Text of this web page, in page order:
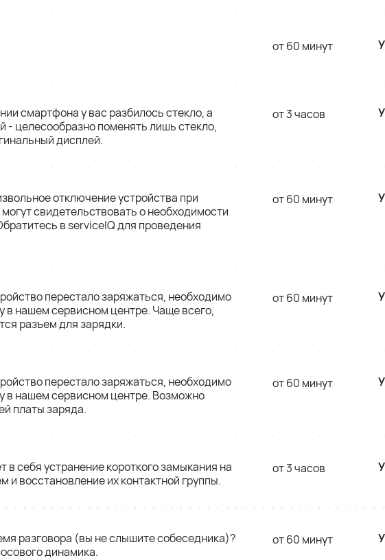
от 60 минут
от 3 часов
смартфона у вас разбилось стекло, а
- целесообразно поменять лишь стекло,
дисплей.
от 60 минут
отключение устройства при
свидетельствовать о необходимости
в serviceIQ для проведения
от 60 минут
перестало заряжаться, необходимо
в нашем сервисном центре. Чаще всего,
разъем для зарядки.
от 60 минут
перестало заряжаться, необходимо
в нашем сервисном центре. Возможно
платы заряда.
от 3 часов
в себя устранение короткого замыкания на
и восстановление их контактной группы.
от 60 минут
разговора (вы не слышите собеседника)?
динамика.